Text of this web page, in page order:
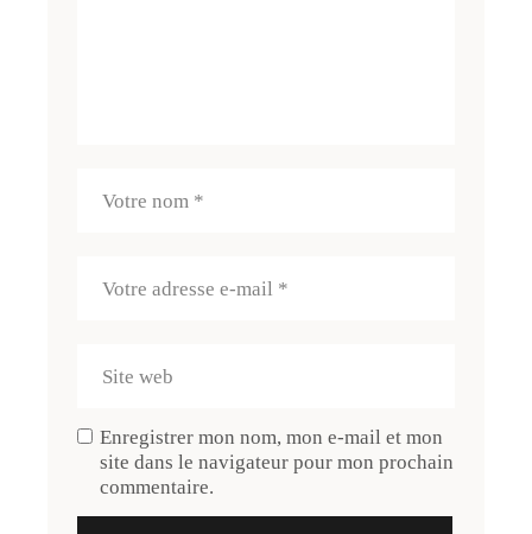
Enregistrer mon nom, mon e-mail et mon
site dans le navigateur pour mon prochain
commentaire.